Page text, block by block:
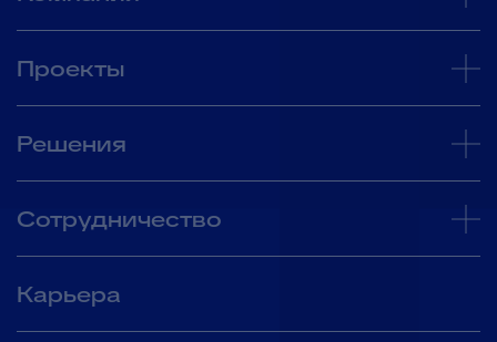
Проекты
Решения
Сотрудничество
Карьера